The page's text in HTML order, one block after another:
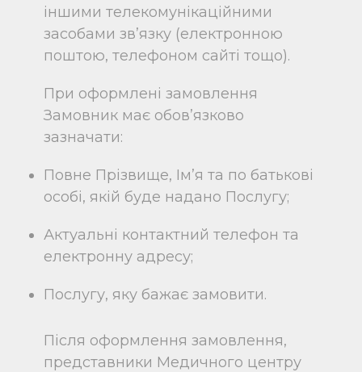
іншими телекомунікаційними
засобами зв’язку (електронною
поштою, телефоном сайті тощо).
При оформлені замовлення
Замовник має обов’язково
зазначати:
Повне Прізвище, Ім’я та по батькові
особі, якій буде надано Послугу;
Актуальні контактний телефон та
електронну адресу;
Послугу, яку бажає замовити.
Після оформлення замовлення,
представники Медичного центру